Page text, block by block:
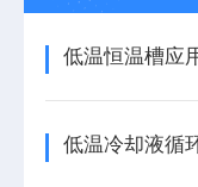
低温恒温槽应